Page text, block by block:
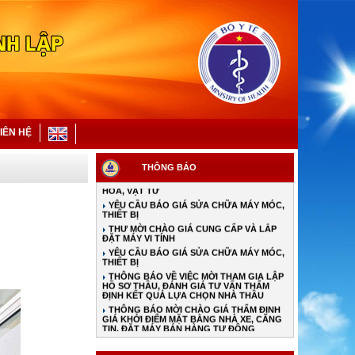
HỆ
THÔNG BÁO
YÊU CẦU BÁO GIÁ VẬT TƯ HÀNG HÓA
THƯ MỜI CHÀO GIÁ HÀNG HÓA CHO NHÀ
YÊU CẦU BÁO GIÁ HÀNG HÓA, VẬT TƯ
YÊU CẦU BÁO GIÁ CUNG CẤP HÀNG
HÓA, VẬT TƯ
YÊU CẦU BÁO GIÁ SỬA CHỮA MÁY MÓC,
THIẾT BỊ
THƯ MỜI CHÀO GIÁ CUNG CẤP VÀ LẮP
ĐẶT MÁY VI TÍNH
YÊU CẦU BÁO GIÁ SỬA CHỮA MÁY MÓC,
THIẾT BỊ
THÔNG BÁO VỀ VIỆC MỜI THAM GIA LẬP
HỒ SƠ THẦU, ĐÁNH GIÁ TƯ VẤN THẨM
ĐỊNH KẾT QUẢ LỰA CHỌN NHÀ THẦU
THÔNG BÁO MỜI CHÀO GIÁ THẨM ĐỊNH
GIÁ KHỞI ĐIỂM MẶT BẰNG NHÀ XE, CĂNG
TIN, ĐẶT MÁY BÁN HÀNG TỰ ĐỘNG
TỪ NGÀY 01/7/2026: THAY ĐỔI MỨC
HƯỞNG BHYT KHI KHÁM NGOẠI TRÚ TẠI